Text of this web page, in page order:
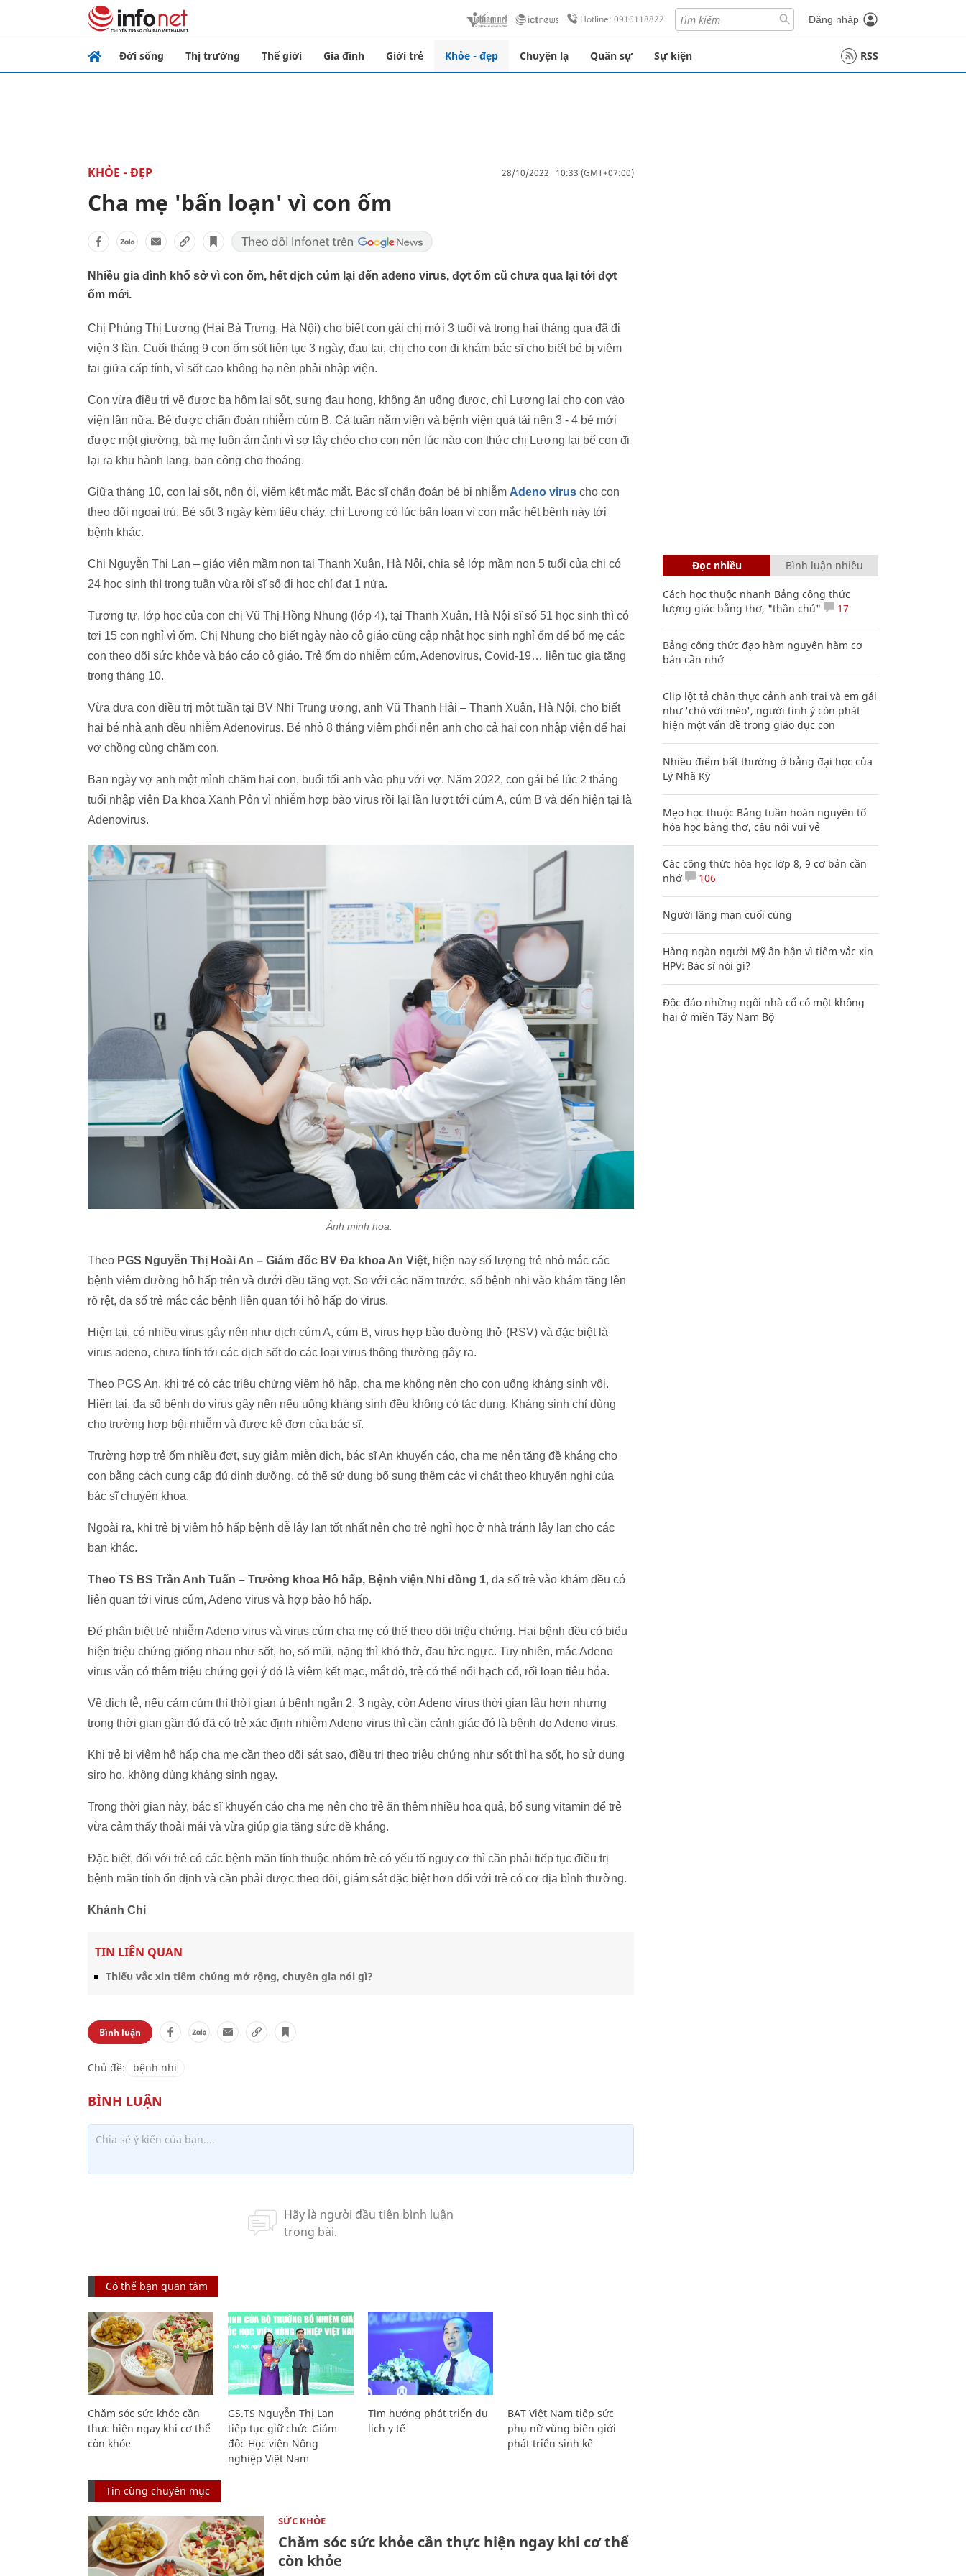
Hotline: 0916118822 Đăng nhập
Đời sống Thị trường Thế giới Gia đình Giới trẻ Khỏe - đẹp Chuyện lạ Quân sự Sự kiện RSS
KHỎE - ĐẸP 28/10/2022 10:33 (GMT+07:00)
Cha mẹ 'bấn loạn' vì con ốm
Nhiều gia đình khổ sở vì con ốm, hết dịch cúm lại đến adeno virus, đợt ốm cũ chưa qua lại tới đợt
ốm mới.
Chị Phùng Thị Lương (Hai Bà Trưng, Hà Nội) cho biết con gái chị mới 3 tuổi và trong hai tháng qua đã đi
viện 3 lần. Cuối tháng 9 con ốm sốt liên tục 3 ngày, đau tai, chị cho con đi khám bác sĩ cho biết bé bị viêm
tai giữa cấp tính, vì sốt cao không hạ nên phải nhập viện.
Con vừa điều trị về được ba hôm lại sốt, sưng đau họng, không ăn uống được, chị Lương lại cho con vào
viện lần nữa. Bé được chẩn đoán nhiễm cúm B. Cả tuần nằm viện và bệnh viện quá tải nên 3 - 4 bé mới
được một giường, bà mẹ luôn ám ảnh vì sợ lây chéo cho con nên lúc nào con thức chị Lương lại bế con đi
lại ra khu hành lang, ban công cho thoáng.
Giữa tháng 10, con lại sốt, nôn ói, viêm kết mặc mắt. Bác sĩ chẩn đoán bé bị nhiễm Adeno virus cho con
theo dõi ngoại trú. Bé sốt 3 ngày kèm tiêu chảy, chị Lương có lúc bấn loạn vì con mắc hết bệnh này tới
bệnh khác.
Chị Nguyễn Thị Lan – giáo viên mầm non tại Thanh Xuân, Hà Nội, chia sẻ lớp mầm non 5 tuổi của chị có
24 học sinh thì trong tuần vừa rồi sĩ số đi học chỉ đạt 1 nửa.
Tương tự, lớp học của con chị Vũ Thị Hồng Nhung (lớp 4), tại Thanh Xuân, Hà Nội sĩ số 51 học sinh thì có
tơi 15 con nghỉ vì ốm. Chị Nhung cho biết ngày nào cô giáo cũng cập nhật học sinh nghỉ ốm để bố mẹ các
con theo dõi sức khỏe và báo cáo cô giáo. Trẻ ốm do nhiễm cúm, Adenovirus, Covid-19… liên tục gia tăng
trong tháng 10.
Vừa đưa con điều trị một tuần tại BV Nhi Trung ương, anh Vũ Thanh Hải – Thanh Xuân, Hà Nội, cho biết
hai bé nhà anh đều nhiễm Adenovirus. Bé nhỏ 8 tháng viêm phổi nên anh cho cả hai con nhập viện để hai
vợ chồng cùng chăm con.
Ban ngày vợ anh một mình chăm hai con, buổi tối anh vào phụ với vợ. Năm 2022, con gái bé lúc 2 tháng
tuổi nhập viện Đa khoa Xanh Pôn vì nhiễm hợp bào virus rồi lại lần lượt tới cúm A, cúm B và đến hiện tại là
Adenovirus.
Ảnh minh họa.
Theo PGS Nguyễn Thị Hoài An – Giám đốc BV Đa khoa An Việt, hiện nay số lượng trẻ nhỏ mắc các
bệnh viêm đường hô hấp trên và dưới đều tăng vọt. So với các năm trước, số bệnh nhi vào khám tăng lên
rõ rệt, đa số trẻ mắc các bệnh liên quan tới hô hấp do virus.
Hiện tại, có nhiều virus gây nên như dịch cúm A, cúm B, virus hợp bào đường thở (RSV) và đặc biệt là
virus adeno, chưa tính tới các dịch sốt do các loại virus thông thường gây ra.
Theo PGS An, khi trẻ có các triệu chứng viêm hô hấp, cha mẹ không nên cho con uống kháng sinh vội.
Hiện tại, đa số bệnh do virus gây nên nếu uống kháng sinh đều không có tác dụng. Kháng sinh chỉ dùng
cho trường hợp bội nhiễm và được kê đơn của bác sĩ.
Trường hợp trẻ ốm nhiều đợt, suy giảm miễn dịch, bác sĩ An khuyến cáo, cha mẹ nên tăng đề kháng cho
con bằng cách cung cấp đủ dinh dưỡng, có thể sử dụng bổ sung thêm các vi chất theo khuyến nghị của
bác sĩ chuyên khoa.
Ngoài ra, khi trẻ bị viêm hô hấp bệnh dễ lây lan tốt nhất nên cho trẻ nghỉ học ở nhà tránh lây lan cho các
bạn khác.
Theo TS BS Trần Anh Tuấn – Trưởng khoa Hô hấp, Bệnh viện Nhi đồng 1, đa số trẻ vào khám đều có
liên quan tới virus cúm, Adeno virus và hợp bào hô hấp.
Để phân biệt trẻ nhiễm Adeno virus và virus cúm cha mẹ có thể theo dõi triệu chứng. Hai bệnh đều có biểu
hiện triệu chứng giống nhau như sốt, ho, sổ mũi, nặng thì khó thở, đau tức ngực. Tuy nhiên, mắc Adeno
virus vẫn có thêm triệu chứng gợi ý đó là viêm kết mạc, mắt đỏ, trẻ có thể nổi hạch cổ, rối loạn tiêu hóa.
Về dịch tễ, nếu cảm cúm thì thời gian ủ bệnh ngắn 2, 3 ngày, còn Adeno virus thời gian lâu hơn nhưng
trong thời gian gần đó đã có trẻ xác định nhiễm Adeno virus thì cần cảnh giác đó là bệnh do Adeno virus.
Khi trẻ bị viêm hô hấp cha mẹ cần theo dõi sát sao, điều trị theo triệu chứng như sốt thì hạ sốt, ho sử dụng
siro ho, không dùng kháng sinh ngay.
Trong thời gian này, bác sĩ khuyến cáo cha mẹ nên cho trẻ ăn thêm nhiều hoa quả, bổ sung vitamin để trẻ
vừa cảm thấy thoải mái và vừa giúp gia tăng sức đề kháng.
Đặc biệt, đối với trẻ có các bệnh mãn tính thuộc nhóm trẻ có yếu tố nguy cơ thì cần phải tiếp tục điều trị
bệnh mãn tính ổn định và cần phải được theo dõi, giám sát đặc biệt hơn đối với trẻ có cơ địa bình thường.
Khánh Chi
TIN LIÊN QUAN
Thiếu vắc xin tiêm chủng mở rộng, chuyên gia nói gì?
Bình luận
Chủ đề: bệnh nhi
Có thể bạn quan tâm
Chăm sóc sức khỏe cần
thực hiện ngay khi cơ thể
còn khỏe
GS.TS Nguyễn Thị Lan
tiếp tục giữ chức Giám
đốc Học viện Nông
nghiệp Việt Nam
Tìm hướng phát triển du
lịch y tế
BAT Việt Nam tiếp sức
phụ nữ vùng biên giới
phát triển sinh kế
Tin cùng chuyên mục
SỨC KHỎE
Chăm sóc sức khỏe cần thực hiện ngay khi cơ thể
còn khỏe
Đọc nhiều Bình luận nhiều
Cách học thuộc nhanh Bảng công thức
lượng giác bằng thơ, "thần chú"
17
Bảng công thức đạo hàm nguyên hàm cơ
bản cần nhớ
Clip lột tả chân thực cảnh anh trai và em gái
như 'chó với mèo', người tinh ý còn phát
hiện một vấn đề trong giáo dục con
Nhiều điểm bất thường ở bằng đại học của
Lý Nhã Kỳ
Mẹo học thuộc Bảng tuần hoàn nguyên tố
hóa học bằng thơ, câu nói vui vẻ
Các công thức hóa học lớp 8, 9 cơ bản cần
nhớ
106
Người lãng mạn cuối cùng
Hàng ngàn người Mỹ ân hận vì tiêm vắc xin
HPV: Bác sĩ nói gì?
Độc đáo những ngôi nhà cổ có một không
hai ở miền Tây Nam Bộ